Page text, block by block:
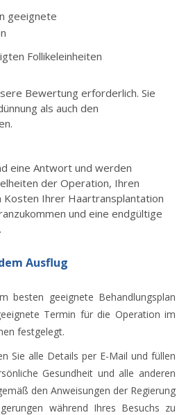
geeignete
Follikeleinheiten
Bewertung erforderlich. Sie
als auch den
eine Antwort und werden
der Operation, Ihren
Kosten Ihrer Haartransplantation
und eine endgültige
Ausflug
besten geeignete Behandlungsplan
Termin für die Operation im
festgelegt.
Sie alle Details per E-Mail und füllen
Gesundheit und alle anderen
den Anweisungen der Regierung
während Ihres Besuchs zu